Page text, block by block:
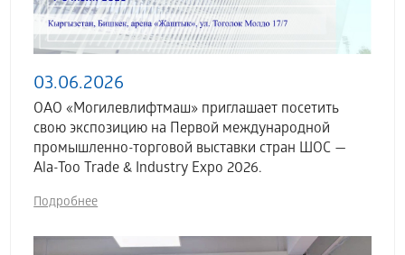
03.06.2026
ОАО «Могилевлифтмаш» приглашает посетить
свою экспозицию на Первой международной
промышленно-торговой выставки стран ШОС —
Ala-Too Trade & Industry Expo 2026.
Подробнее